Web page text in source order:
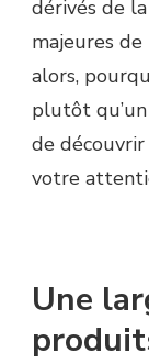
dérivés de
majeures de
alors,
plutôt
de
votre
Une